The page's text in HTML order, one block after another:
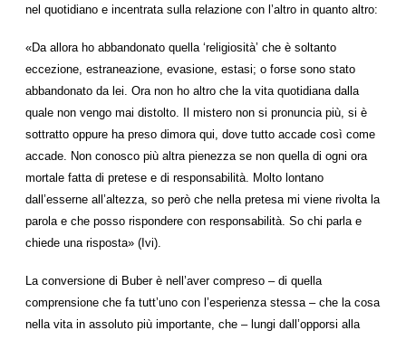
nel quotidiano e incentrata sulla relazione con l’altro in quanto altro:
«Da allora ho abbandonato quella ‘religiosità’ che è soltanto
eccezione, estraneazione, evasione, estasi; o forse sono stato
abbandonato da lei. Ora non ho altro che la vita quotidiana dalla
quale non vengo mai distolto. Il mistero non si pronuncia più, si è
sottratto oppure ha preso dimora qui, dove tutto accade così come
accade. Non conosco più altra pienezza se non quella di ogni ora
mortale fatta di pretese e di responsabilità. Molto lontano
dall’esserne all’altezza, so però che nella pretesa mi viene rivolta la
parola e che posso rispondere con responsabilità. So chi parla e
chiede una risposta» (Ivi).
La conversione di Buber è nell’aver compreso – di quella
comprensione che fa tutt’uno con l’esperienza stessa – che la cosa
nella vita in assoluto più importante, che – lungi dall’opporsi alla